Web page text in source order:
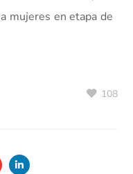
mujeres en etapa de
108